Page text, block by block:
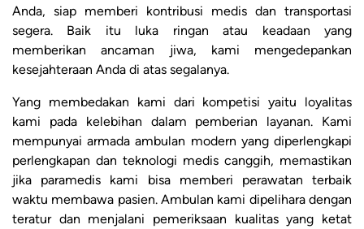
Anda, siap memberi kontribusi medis dan transportasi
segera. Baik itu luka ringan atau keadaan yang
memberikan ancaman jiwa, kami mengedepankan
kesejahteraan Anda di atas segalanya.
Yang membedakan kami dari kompetisi yaitu loyalitas
kami pada kelebihan dalam pemberian layanan. Kami
mempunyai armada ambulan modern yang diperlengkapi
perlengkapan dan teknologi medis canggih, memastikan
jika paramedis kami bisa memberi perawatan terbaik
waktu membawa pasien. Ambulan kami dipelihara dengan
teratur dan menjalani pemeriksaan kualitas yang ketat